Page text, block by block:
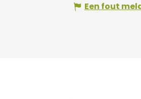
Een fout